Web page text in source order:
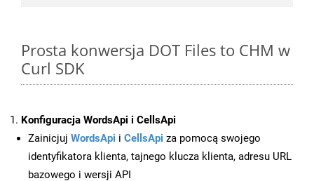
Prosta konwersja DOT Files to CHM w
Curl SDK
Konfiguracja WordsApi i CellsApi
Zainicjuj WordsApi i CellsApi za pomocą swojego
identyfikatora klienta, tajnego klucza klienta, adresu URL
bazowego i wersji API